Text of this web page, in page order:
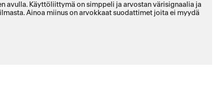
on simppeli ja arvostan värisignaalia ja
Ainoa miinus on arvokkaat suodattimet joita ei myydä